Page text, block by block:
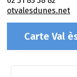
otvalesdunes.net
Carte Val